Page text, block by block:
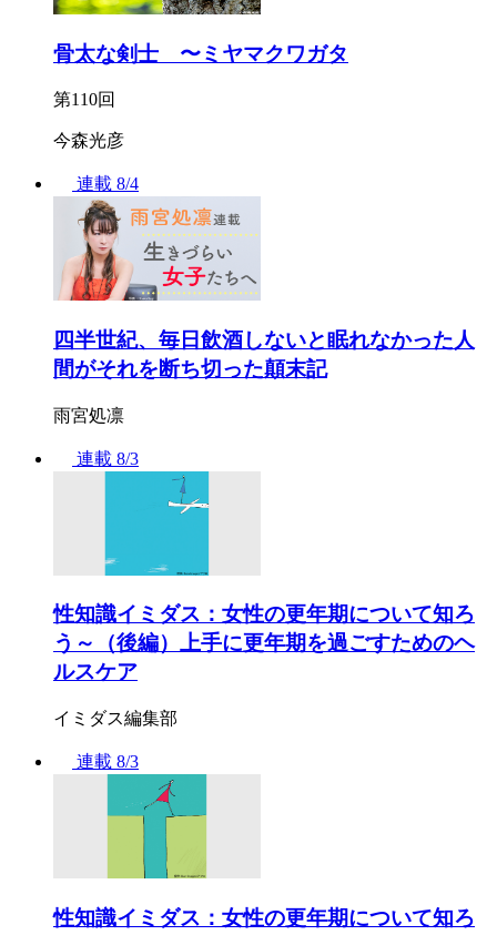
骨太な剣士 〜ミヤマクワガタ
第110回
今森光彦
連載 8/4
四半世紀、毎日飲酒しないと眠れなかった人
間がそれを断ち切った顛末記
雨宮処凛
連載 8/3
性知識イミダス：女性の更年期について知ろ
う～（後編）上手に更年期を過ごすためのヘ
ルスケア
イミダス編集部
連載 8/3
性知識イミダス：女性の更年期について知ろ